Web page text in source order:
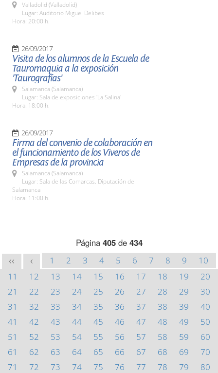
Valladolid (Valladolid)
Lugar: Auditorio Miguel Delibes
Hora: 20:00 h.
26/09/2017
Visita de los alumnos de la Escuela de
Tauromaquia a la exposición
'Taurografías'
Salamanca (Salamanca)
Lugar: Sala de exposiciones 'La Salina'
Hora: 18:00 h.
26/09/2017
Firma del convenio de colaboración en
el funcionamiento de los Viveros de
Empresas de la provincia
Salamanca (Salamanca)
Lugar: Sala de las Comarcas. Diputación de
Salamanca
Hora: 11:00 h.
Página 405de 434
<< < 1 2 3 4 5 6 7 8 9
10
11
12 13 14 15 16 17 18 19
20
21
22 23 24 25 26 27 28 29
30
31
32 33 34 35 36 37 38 39
40
41
42 43 44 45 46 47 48 49
50
51
52 53 54 55 56 57 58 59
60
61
62 63 64 65 66 67 68 69
70
71
72 73 74 75 76 77 78 79
80